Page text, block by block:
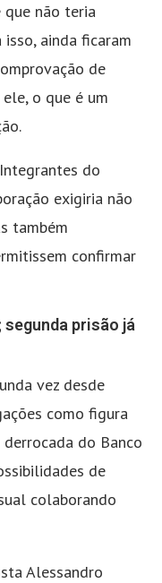
que não teria
ainda ficaram
de
o que é um
do
exigiria não
também
confirmar
prisão já
vez desde
como figura
do Banco
de
colaborando
Alessandro